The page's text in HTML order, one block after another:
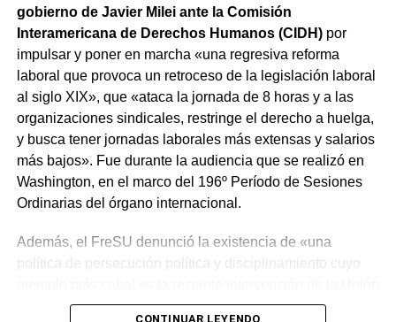
gobierno de Javier Milei ante la Comisión
Interamericana de Derechos Humanos (CIDH)por
impulsar y poner en marcha «una regresiva reforma
laboral que provoca un retroceso de la legislación laboral
al siglo XIX», que «ataca la jornada de 8 horas y a las
organizaciones sindicales, restringe el derecho a huelga,
y busca tener jornadas laborales más extensas y salarios
más bajos». Fue durante la audiencia que se realizó en
Washington, en el marco del 196º Período de Sesiones
Ordinarias del órgano internacional.
Además, el FreSU denunció la existencia de «una
política de persecución política y disciplinamiento cuyo
Obrera Metalúrgica (UOM) y la persecución mediática,
CONTINUAR LEYENDO